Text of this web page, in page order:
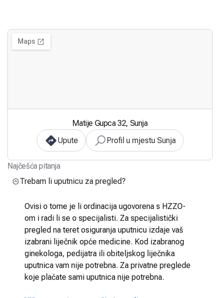
Matije Gupca 32, Sunja
Upute
Profil u mjestu Sunja
Najčešća pitanja
Trebam li uputnicu za pregled?
Ovisi o tome je li ordinacija ugovorena s HZZO-
om i radi li se o specijalisti. Za specijalistički
pregled na teret osiguranja uputnicu izdaje vaš
izabrani liječnik opće medicine. Kod izabranog
ginekologa, pedijatra ili obiteljskog liječnika
uputnica vam nije potrebna. Za privatne preglede
koje plaćate sami uputnica nije potrebna.